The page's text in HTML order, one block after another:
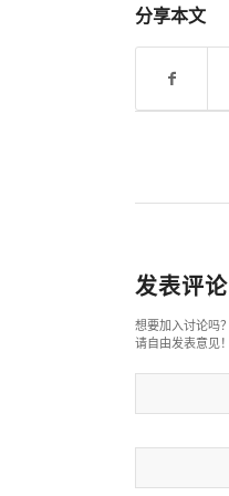
分享本文
发表评论
想要加入讨论吗？
请自由发表意见！